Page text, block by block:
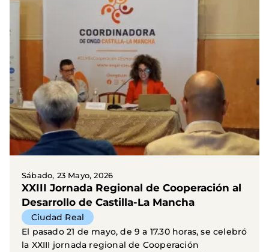
Sábado, 23 Mayo, 2026
XXIII Jornada Regional de Cooperación al
Desarrollo de Castilla-La Mancha
Ciudad Real
El pasado 21 de mayo, de 9 a 17.30 horas, se celebró
la XXIII jornada regional de Cooperación